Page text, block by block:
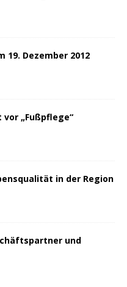
19. Dezember 2012
„Fußpflege“
in der Region
und